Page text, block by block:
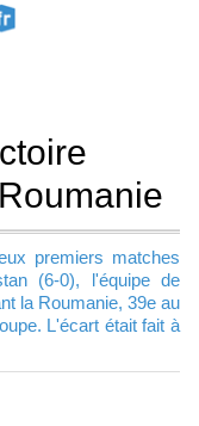
premiers matches
(6-0), l'équipe de
la Roumanie, 39e au
L'écart était fait à